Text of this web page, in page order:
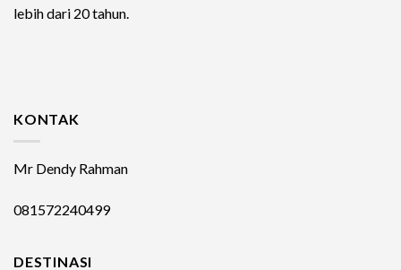
lebih dari 20 tahun.
KONTAK
Mr Dendy Rahman
081572240499
DESTINASI